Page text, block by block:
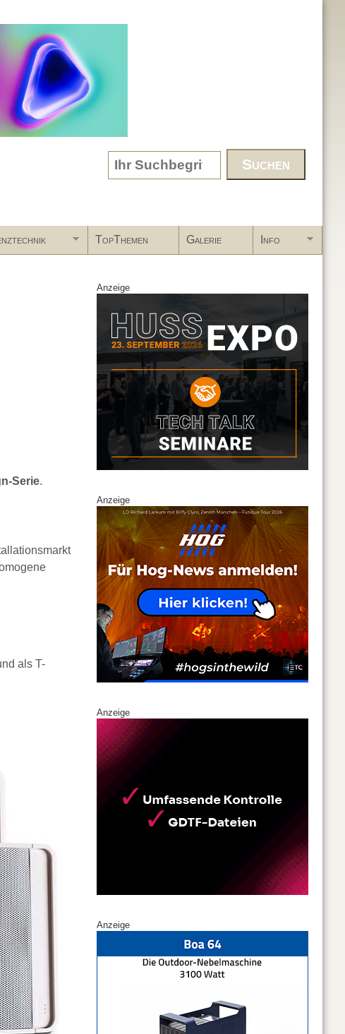
Search form
TopThemen Galerie Info
Serie.
als T-
Anzeige
Anzeige
Anzeige
Anzeige